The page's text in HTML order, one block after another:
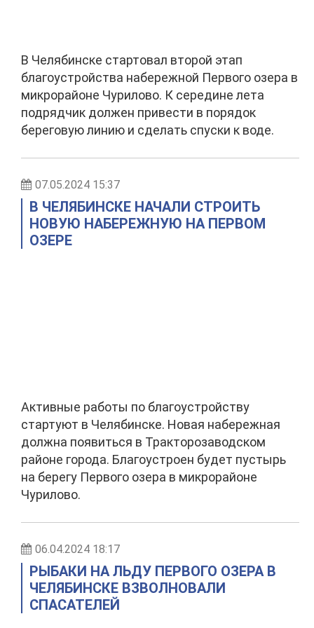
В Челябинске стартовал второй этап
благоустройства набережной Первого озера в
микрорайоне Чурилово. К середине лета
подрядчик должен привести в порядок
береговую линию и сделать спуски к воде.
07.05.2024 15:37
В ЧЕЛЯБИНСКЕ НАЧАЛИ СТРОИТЬ
НОВУЮ НАБЕРЕЖНУЮ НА ПЕРВОМ
ОЗЕРЕ
Активные работы по благоустройству
стартуют в Челябинске. Новая набережная
должна появиться в Тракторозаводском
районе города. Благоустроен будет пустырь
на берегу Первого озера в микрорайоне
Чурилово.
06.04.2024 18:17
РЫБАКИ НА ЛЬДУ ПЕРВОГО ОЗЕРА В
ЧЕЛЯБИНСКЕ ВЗВОЛНОВАЛИ
СПАСАТЕЛЕЙ